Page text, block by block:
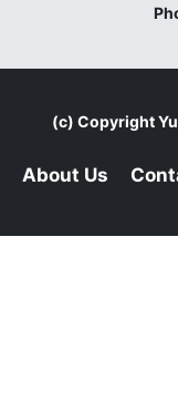
(c) Copyright
About Us